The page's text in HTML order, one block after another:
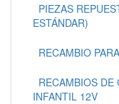
PIEZAS
ESTÁNDAR)
RECAMBIO
RECAMBIOS DE
INFANTIL 12V